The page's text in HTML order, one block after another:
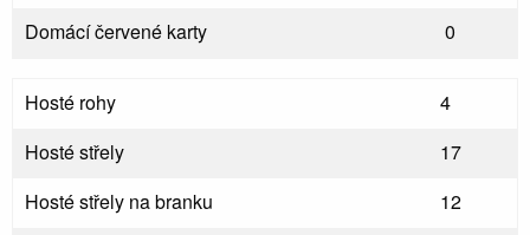
Domácí červené karty
0
Hosté rohy
4
Hosté střely
17
Hosté střely na branku
12